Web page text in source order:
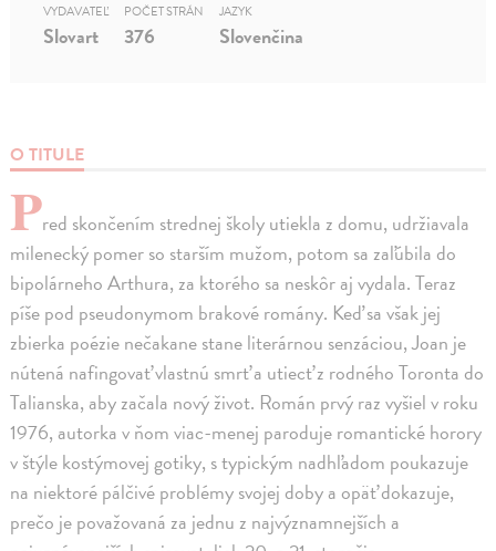
O TITULE
Pred skončením strednej školy utiekla z domu, udržiavala
milenecký pomer so starším mužom, potom sa zaľúbila do
bipolárneho Arthura, za ktorého sa neskôr aj vydala. Teraz
píše pod pseudonymom brakové romány. Keď sa však jej
zbierka poézie nečakane stane literárnou senzáciou, Joan je
nútená nafingovať vlastnú smrť a utiecť z rodného Toronta do
Talianska, aby začala nový život. Román prvý raz vyšiel v roku
1976, autorka v ňom viac-menej paroduje romantické horory
v štýle kostýmovej gotiky, s typickým nadhľadom poukazuje
na niektoré pálčivé problémy svojej doby a opäť dokazuje,
prečo je považovaná za jednu z najvýznamnejších a
VYDAVATEĽ
Slovart
POČET STRÁN
376
JAZYK
Slovenčina